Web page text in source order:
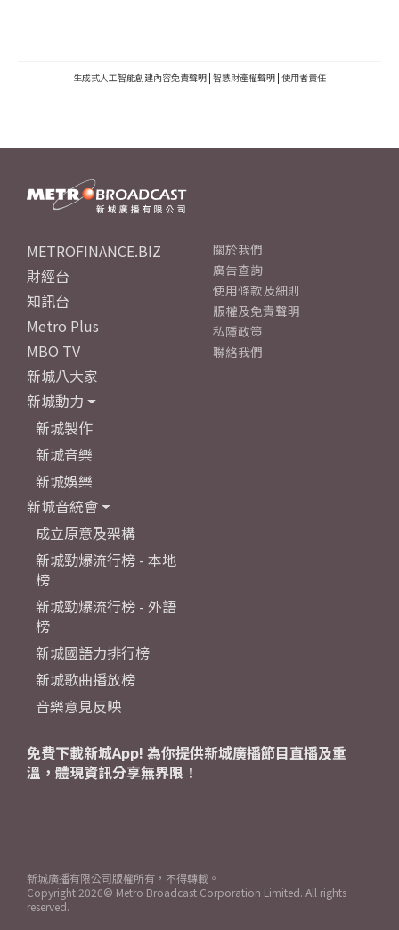
生成式人工智能創建內容免責聲明 | 智慧財產權聲明 | 使用者責任
METROFINANCE.BIZ
財經台
知訊台
Metro Plus
MBO TV
新城八大家
新城動力
新城製作
新城音樂
新城娛樂
新城音統會
成立原意及架構
新城勁爆流行榜 - 本地
榜
新城勁爆流行榜 - 外語
榜
新城國語力排行榜
新城歌曲播放榜
音樂意見反映
關於我們
廣告查詢
使用條款及細則
版權及免責聲明
私隱政策
聯絡我們
免費下載新城App! 為你提供新城廣播節目直播及重
溫，體現資訊分享無界限！
新城廣播有限公司版權所有，不得轉載。
Copyright 2026© Metro Broadcast Corporation Limited. All rights
reserved.